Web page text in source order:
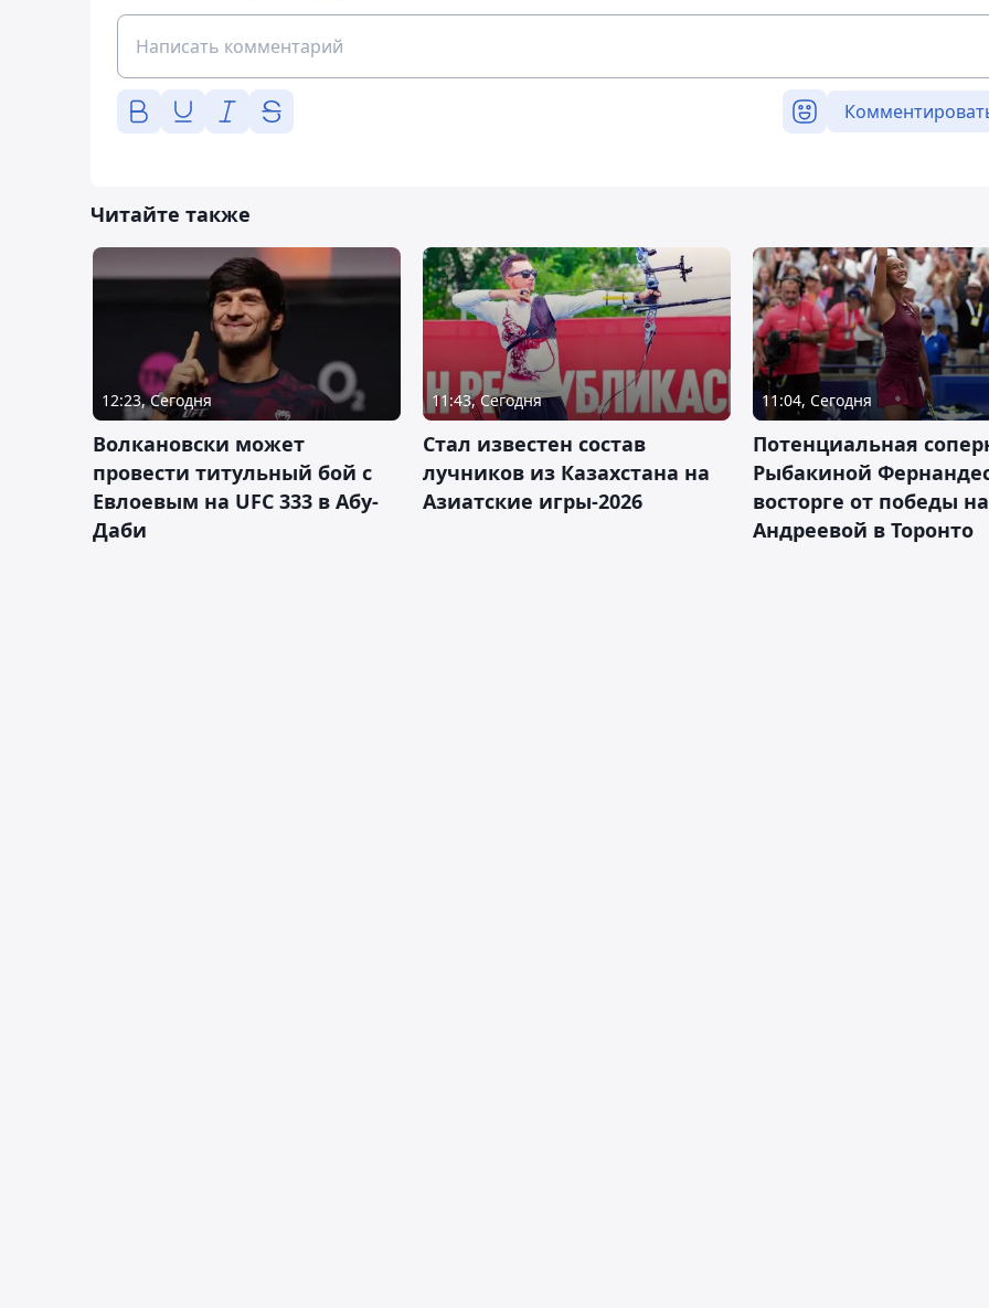
Читайте также
12:23, Сегодня
Волкановски может
провести титульный бой с
Евлоевым на UFC 333 в Абу-
Даби
11:43, Сегодня
Стал известен состав
лучников из Казахстана на
Азиатские игры-2026
11:04, Сегодня
Потенциальная
Рыбакиной
восторге от победы
Андреевой в Торонто